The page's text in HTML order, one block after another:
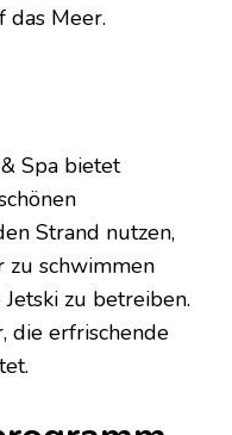
das Meer.
Spa bietet
Strand nutzen,
zu schwimmen
zu betreiben.
die erfrischende